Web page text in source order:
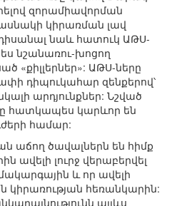
զորամիավորման
կիրառման լավ
նաև հատուկ ԱԹՍ-
նշանառու-խոցող
«քիլլերներ»: ԱԹՍ-ները
դիպուկահար զենքերով՝
արդյունքներ: Նշված
հատկապես կարևոր են
համար:
աճող ծավալներն են հիմք
ավելի լուրջ վերաբերվել
և որ ավելի
հեռանկարին:
այլևս